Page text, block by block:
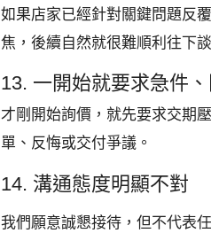
如果店家已經針對關鍵問題反
焦，後續自然就很難順利往下談
13. 一開始就要求急件
才剛開始詢價，就先要求交期
單、反悔或交付爭議。
14. 溝通態度明顯不對
我們願意誠懇接待，但不代表